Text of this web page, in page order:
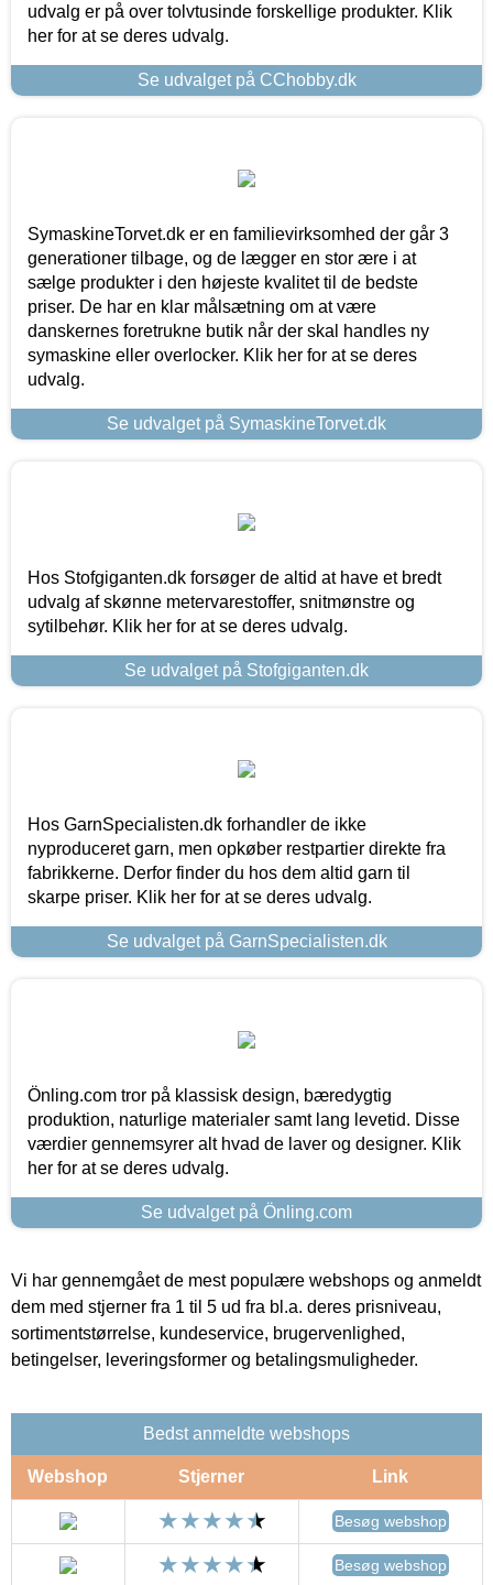
udvalg er på over tolvtusinde forskellige produkter. Klik
her for at se deres udvalg.
Se udvalget på CChobby.dk
SymaskineTorvet.dk er en familievirksomhed der går 3
generationer tilbage, og de lægger en stor ære i at
sælge produkter i den højeste kvalitet til de bedste
priser. De har en klar målsætning om at være
danskernes foretrukne butik når der skal handles ny
symaskine eller overlocker. Klik her for at se deres
udvalg.
Se udvalget på SymaskineTorvet.dk
Hos Stofgiganten.dk forsøger de altid at have et bredt
udvalg af skønne metervarestoffer, snitmønstre og
sytilbehør. Klik her for at se deres udvalg.
Se udvalget på Stofgiganten.dk
Hos GarnSpecialisten.dk forhandler de ikke
nyproduceret garn, men opkøber restpartier direkte fra
fabrikkerne. Derfor finder du hos dem altid garn til
skarpe priser. Klik her for at se deres udvalg.
Se udvalget på GarnSpecialisten.dk
Önling.com tror på klassisk design, bæredygtig
produktion, naturlige materialer samt lang levetid. Disse
værdier gennemsyrer alt hvad de laver og designer. Klik
her for at se deres udvalg.
Se udvalget på Önling.com
Vi har gennemgået de mest populære webshops og anmeldt
dem med stjerner fra 1 til 5 ud fra bl.a. deres prisniveau,
sortimentstørrelse, kundeservice, brugervenlighed,
betingelser, leveringsformer og betalingsmuligheder.
Bedst anmeldte webshops
Webshop Stjerner Link
Besøg webshop
Besøg webshop